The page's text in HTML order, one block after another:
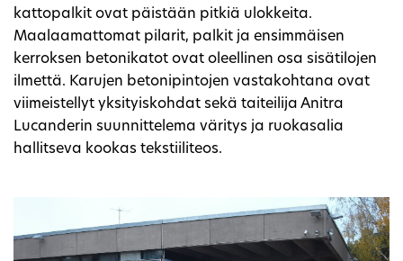
kattopalkit ovat päistään pitkiä ulokkeita.
Maalaamattomat pilarit, palkit ja ensimmäisen
kerroksen betonikatot ovat oleellinen osa sisätilojen
ilmettä. Karujen betonipintojen vastakohtana ovat
viimeistellyt yksityiskohdat sekä taiteilija Anitra
Lucanderin suunnittelema väritys ja ruokasalia
hallitseva kookas tekstiiliteos.